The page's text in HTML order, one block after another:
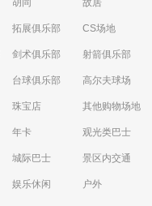
胡同 故居
拓展俱乐部 CS场地
剑术俱乐部 射箭俱乐部
台球俱乐部 高尔夫球场
珠宝店 其他购物场地
年卡 观光类巴士
城际巴士 景区内交通
娱乐休闲 户外